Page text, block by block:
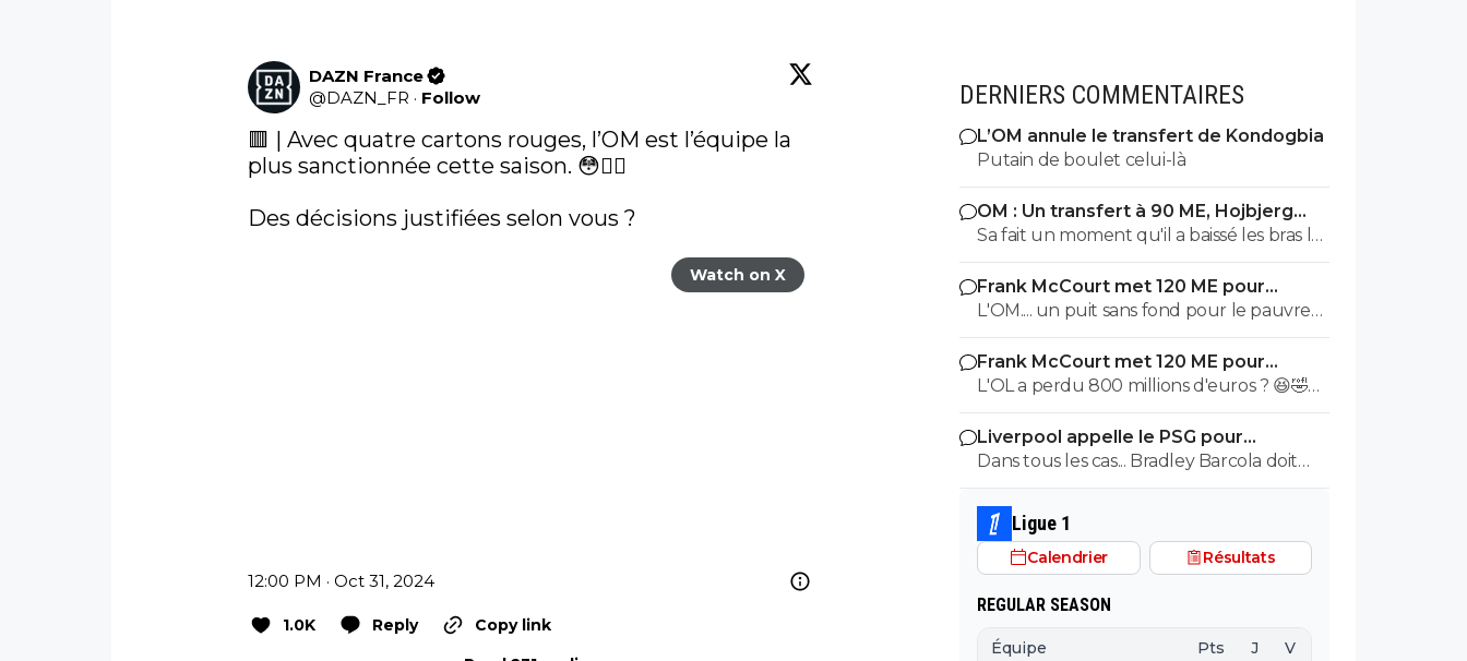
DAZN France
@DAZN_FR · Follow
🟥 | Avec quatre cartons rouges, l’OM est l’équipe la
plus sanctionnée cette saison. 😳🙅‍♂️
Des décisions justifiées selon vous ?
Watch on X
12:00 PM · Oct 31, 2024
1.0K Reply
Copy link
DERNIERS COMMENTAIRES
L’OM annule le transfert de Kondogbia
Putain de boulet celui-là
OM : Un transfert à 90 ME, Hojbjerg
s'en va
Sa fait un moment qu'il a baissé les bras la
première saison il etait top mais depuis
quelques match etait en dessus. Merci et
bon vent a lui pour le reste de sa carrière
...
Frank McCourt met 120 ME pour
sauver l’OM !
L'OM.... un puit sans fond pour le pauvre
Frank McCourt.
Frank McCourt met 120 ME pour
sauver l’OM !
L'OL a perdu 800 millions d'euros ? 😆🤣😂
Pourquoi pas un milliard tant que tu y es !
^^
Liverpool appelle le PSG pour
renoncer à Barcola
Dans tous les cas... Bradley Barcola doit
être très inquiet. Ce qui est vraiment
compréhensible lorsque l'on sait
comment le PSG a traiter Kylian Mbappé
lorsqu'il avait voulu quitter le PSG.
Ligue 1
Calendrier Résultats
REGULAR SEASON
Équipe Pts J V